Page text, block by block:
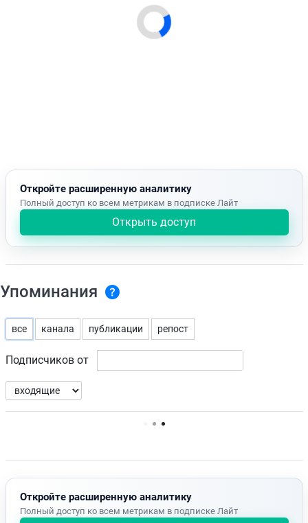
Откройте расширенную аналитику
Полный доступ ко всем метрикам в подписке Лайт
Открыть доступ
Упоминания
все канала публикации репост
Подписчиков от
Нет доступных упоминаний.
Откройте расширенную аналитику
Полный доступ ко всем метрикам в подписке Лайт